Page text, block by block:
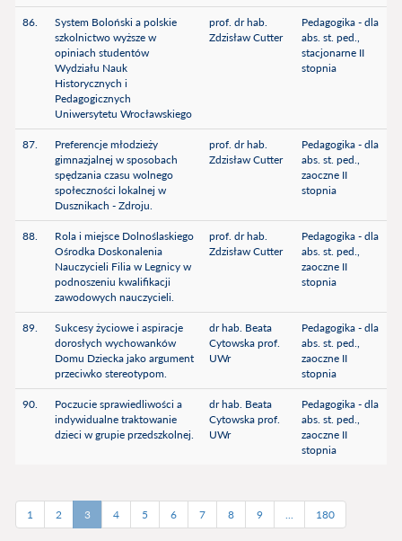
86.
System Boloński a polskie
szkolnictwo wyższe w
opiniach studentów
Wydziału Nauk
Historycznych i
Pedagogicznych
Uniwersytetu Wrocławskiego
prof. dr hab.
Zdzisław Cutter
Pedagogika - dla
abs. st. ped.,
stacjonarne II
stopnia
87.
Preferencje młodzieży
gimnazjalnej w sposobach
spędzania czasu wolnego
społeczności lokalnej w
Dusznikach - Zdroju.
prof. dr hab.
Zdzisław Cutter
Pedagogika - dla
abs. st. ped.,
zaoczne II
stopnia
88.
Rola i miejsce Dolnoślaskiego
Ośrodka Doskonalenia
Nauczycieli Filia w Legnicy w
podnoszeniu kwalifikacji
zawodowych nauczycieli.
prof. dr hab.
Zdzisław Cutter
Pedagogika - dla
abs. st. ped.,
zaoczne II
stopnia
89.
Sukcesy życiowe i aspiracje
dorosłych wychowanków
Domu Dziecka jako argument
przeciwko stereotypom.
dr hab. Beata
Cytowska prof.
UWr
Pedagogika - dla
abs. st. ped.,
zaoczne II
stopnia
90.
Poczucie sprawiedliwości a
indywidualne traktowanie
dzieci w grupie przedszkolnej.
dr hab. Beata
Cytowska prof.
UWr
Pedagogika - dla
abs. st. ped.,
zaoczne II
stopnia
1 2 3 4 5 6 7 8 9 ... 180